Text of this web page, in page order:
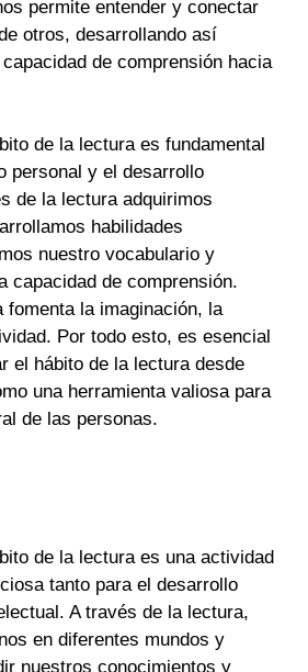
permite entender y conectar
otros, desarrollando así
de comprensión hacia
de la lectura es fundamental
personal y el desarrollo
de la lectura adquirimos
habilidades
nuestro vocabulario y
capacidad de comprensión.
fomenta la imaginación, la
Por todo esto, es esencial
el hábito de la lectura desde
una herramienta valiosa para
de las personas.
de la lectura es una actividad
tanto para el desarrollo
A través de la lectura,
en diferentes mundos y
nuestros conocimientos y